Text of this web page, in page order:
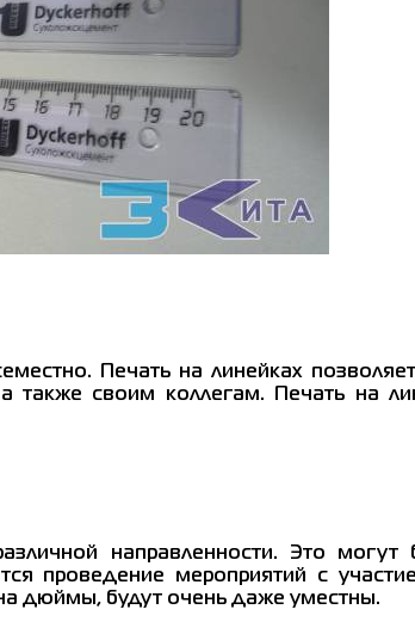
Печать на линейках
своим коллегам. Печать на
направленности. Это могут
проведение мероприятий с
дюймы, будут очень даже уместны.